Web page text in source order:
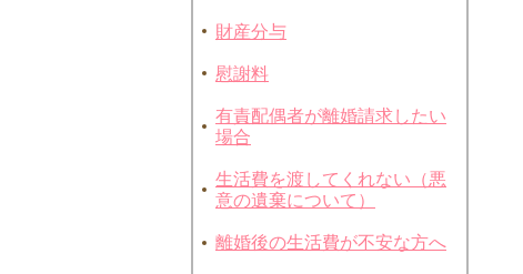
財産分与
慰謝料
有責配偶者が離婚請求したい
場合
生活費を渡してくれない（悪
意の遺棄について）
離婚後の生活費が不安な方へ